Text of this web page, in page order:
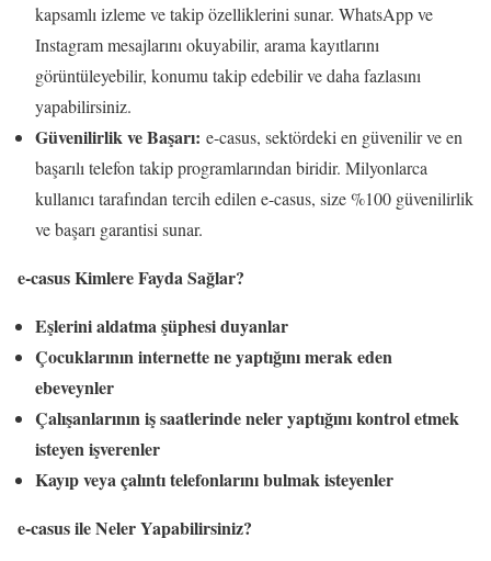
kapsamlı izleme ve takip özelliklerini sunar. WhatsApp ve
Instagram mesajlarını okuyabilir, arama kayıtlarını
görüntüleyebilir, konumu takip edebilir ve daha fazlasını
yapabilirsiniz.
Güvenilirlik ve Başarı: e-casus, sektördeki en güvenilir ve en
başarılı telefon takip programlarından biridir. Milyonlarca
kullanıcı tarafından tercih edilen e-casus, size %100 güvenilirlik
ve başarı garantisi sunar.
e-casus Kimlere Fayda Sağlar?
Eşlerini aldatma şüphesi duyanlar
Çocuklarının internette ne yaptığını merak eden
ebeveynler
Çalışanlarının iş saatlerinde neler yaptığını kontrol etmek
isteyen işverenler
Kayıp veya çalıntı telefonlarını bulmak isteyenler
e-casus ile Neler Yapabilirsiniz?